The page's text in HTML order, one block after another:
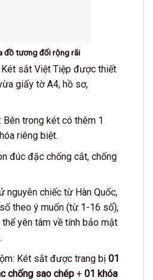
đồ tương đối rộng rãi
sắt Việt Tiệp được thiết
giấy tờ A4, hồ sơ,
trong két có thêm 1
riêng biệt.
đúc đặc chống cắt, chống
nguyên chiếc từ Hàn Quốc,
theo ý muốn (từ 1-16 số),
yên tâm về tính bảo mật
Két sắt được trang bị 01
chống sao chép+01 khóa